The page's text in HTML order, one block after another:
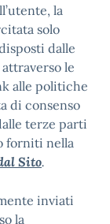
la
solo
dalle
le
alle politiche
di consenso
terze parti
forniti nella
Sito.
inviati
la